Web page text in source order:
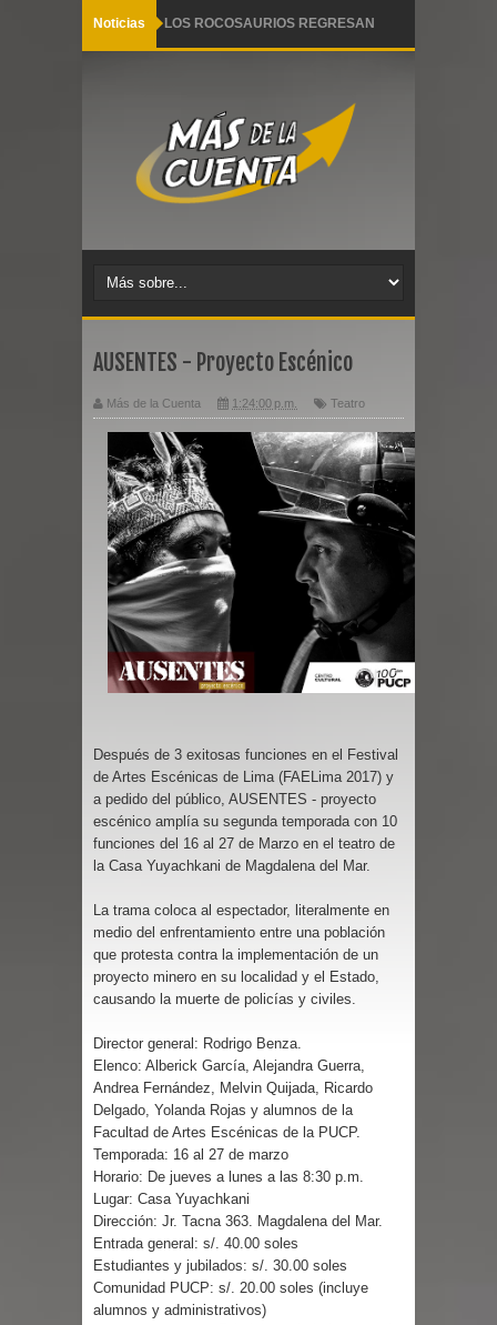
Noticias LOS ROCOSAURIOS REGRESAN
INOLVIDABLE
Pequeño Pez llega a Lima con dos
Ana Torroja se alista para llegar a
Lima este miércoles 03 de junio
AGACHADITOS Y BISTRÓ reestrena
en Teatro Barranco
AUSENTES - Proyecto Escénico​
Más de la Cuenta 1:24:00 p.m. Teatro
Después de 3 exitosas funciones en el Festival
de Artes Escénicas de Lima (FAELima 2017) y
a pedido del público, AUSENTES - proyecto
escénico amplía su segunda temporada con 10
funciones del 16 al 27 de Marzo en el teatro de
la Casa Yuyachkani de Magdalena del Mar.
La trama coloca al espectador, literalmente en
medio del enfrentamiento entre una población
que protesta contra la implementación de un
proyecto minero en su localidad y el Estado,
causando la muerte de policías y civiles.
Director general: Rodrigo Benza.
Elenco: Alberick García, Alejandra Guerra,
Andrea Fernández, Melvin Quijada, Ricardo
Delgado, Yolanda Rojas y alumnos de la
Facultad de Artes Escénicas de la PUCP.
Temporada: 16 al 27 de marzo
Horario: De jueves a lunes a las 8:30 p.m.
Lugar: Casa Yuyachkani
Dirección: Jr. Tacna 363. Magdalena del Mar.
Entrada general: s/. 40.00 soles
Estudiantes y jubilados: s/. 30.00 soles
Comunidad PUCP: s/. 20.00 soles (incluye
alumnos y administrativos)